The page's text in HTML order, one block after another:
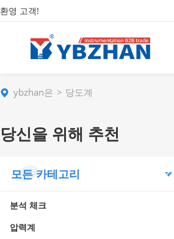
환영 고객!
ybzhan은 당도계
당신을 위해 추천
모든 카테고리
분석 체크
압력계